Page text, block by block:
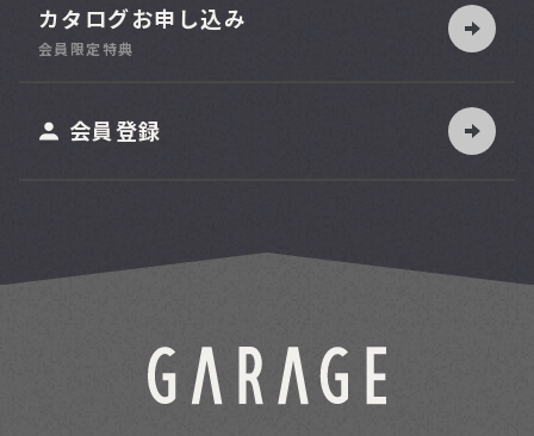
カタログお申し込み
会員限定特典
会員登録